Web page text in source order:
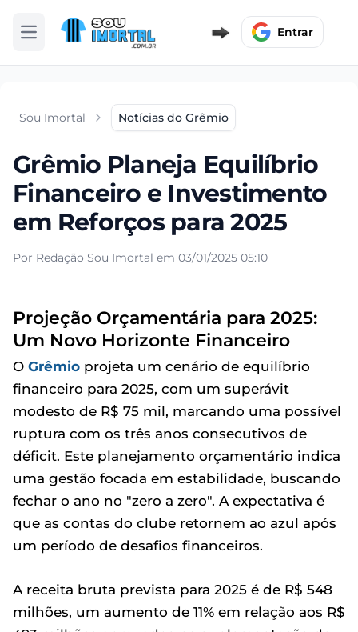
Abrir menu Entrar
Sou Imortal Notícias do Grêmio
Grêmio Planeja Equilíbrio
Financeiro e Investimento
em Reforços para 2025
Por Redação Sou Imortal em 03/01/2025 05:10
Projeção Orçamentária para 2025:
Um Novo Horizonte Financeiro
O Grêmio projeta um cenário de equilíbrio
financeiro para 2025, com um superávit
modesto de R$ 75 mil, marcando uma possível
ruptura com os três anos consecutivos de
déficit. Este planejamento orçamentário indica
uma gestão focada em estabilidade, buscando
fechar o ano no "zero a zero". A expectativa é
que as contas do clube retornem ao azul após
um período de desafios financeiros.
A receita bruta prevista para 2025 é de R$ 548
milhões, um aumento de 11% em relação aos R$